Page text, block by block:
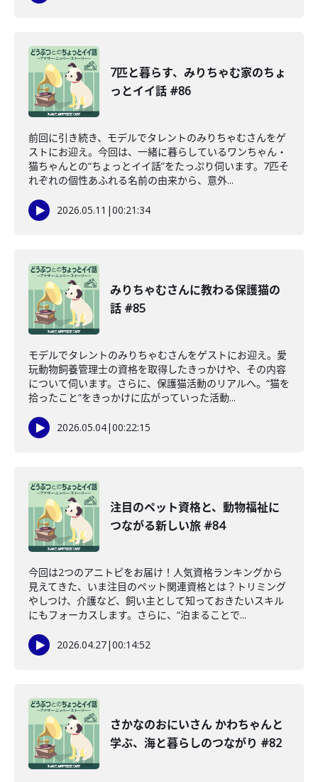
7匹と暮らす、みりちゃむ家のちょ
っとイイ話 #86
前回に引き続き、モデルでタレントのみりちゃむさんをゲ
ストにお迎え。今回は、一緒に暮らしているワンちゃん・
猫ちゃんとの“ちょっとイイ話”をたっぷり伺います。7匹そ
れぞれの個性あふれる名前の由来から、意外...
2026.05.11 |00:21:34
みりちゃむさんに教わる保護猫の
話 #85
モデルでタレントのみりちゃむさんをゲストにお迎え。愛
玩動物飼養管理士の資格を取得したきっかけや、その内容
について伺います。さらに、保護猫活動のリアルへ。“猫を
拾ったこと”をきっかけに広がっていった活動...
2026.05.04|00:22:15
注目のペット資格と、動物福祉に
つながる新しい旅 #84
今回は2つのアニトピをお届け！人気資格ランキングから
見えてきた、いま注目のペット関連資格とは？トリミング
やしつけ、介護など、飼い主として知っておきたいスキル
にもフォーカスします。さらに、“泊まることで...
2026.04.27|00:14:52
さかなのおにいさん かわちゃんと
学ぶ、海と暮らしのつながり #82